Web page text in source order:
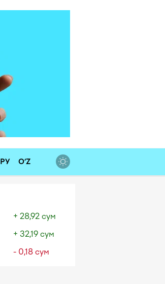
РУ O‘Z
+ 28,92 сум
+ 32,19 сум
- 0,18 сум